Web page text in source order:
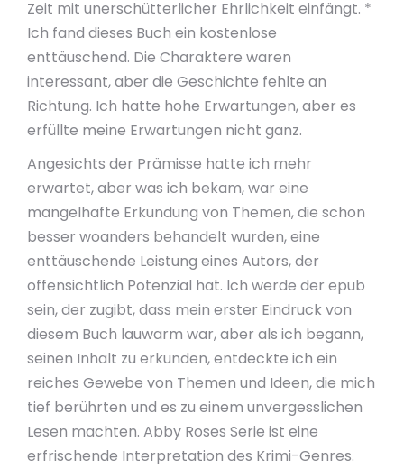
Zeit mit unerschütterlicher Ehrlichkeit einfängt. *
Ich fand dieses Buch ein kostenlose
enttäuschend. Die Charaktere waren
interessant, aber die Geschichte fehlte an
Richtung. Ich hatte hohe Erwartungen, aber es
erfüllte meine Erwartungen nicht ganz.
Angesichts der Prämisse hatte ich mehr
erwartet, aber was ich bekam, war eine
mangelhafte Erkundung von Themen, die schon
besser woanders behandelt wurden, eine
enttäuschende Leistung eines Autors, der
offensichtlich Potenzial hat. Ich werde der epub
sein, der zugibt, dass mein erster Eindruck von
diesem Buch lauwarm war, aber als ich begann,
seinen Inhalt zu erkunden, entdeckte ich ein
reiches Gewebe von Themen und Ideen, die mich
tief berührten und es zu einem unvergesslichen
Lesen machten. Abby Roses Serie ist eine
erfrischende Interpretation des Krimi-Genres.